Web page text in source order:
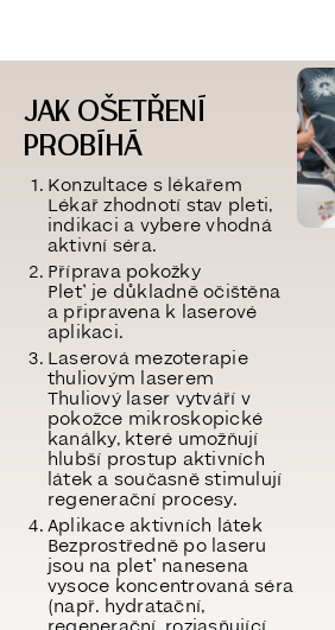
JAK OŠETŘENÍ
PROBÍHÁ
Konzultace s lékařem
Lékař zhodnotí stav pleti,
indikaci a vybere vhodná
aktivní séra.
Příprava pokožky
Pleť je důkladně očištěna
a připravena k laserové
aplikaci.
Laserová mezoterapie
thuliovým laserem
Thuliový laser vytváří v
pokožce mikroskopické
kanálky, které umožňují
hlubší prostup aktivních
látek a současně stimulují
regenerační procesy.
Aplikace aktivních látek
Bezprostředně po laseru
jsou na pleť nanesena
vysoce koncentrovaná séra
(např. hydratační,